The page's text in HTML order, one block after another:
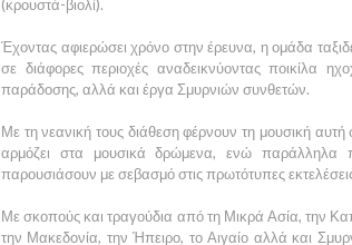
(κρουστά-βιολί).
Έχοντας αφιερώσει χρόνο στην έρευνα, η ομάδα
σε διάφορες περιοχές αναδεικνύοντας ποικίλα
παράδοσης, αλλά και έργα Σμυρνιών συνθετών.
Με τη νεανική τους διάθεση φέρνουν τη μουσική
αρμόζει στα μουσικά δρώμενα, ενώ παράλληλα
παρουσιάσουν με σεβασμό στις πρωτότυπες
Με σκοπούς και τραγούδια από τη Μικρά Ασία, την
την Μακεδονία, την Ήπειρο, το Αιγαίο αλλά και